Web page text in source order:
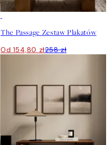
The Passage Zestaw Plakatów
Od 154,80 zł258 zł